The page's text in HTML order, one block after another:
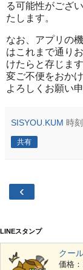
る可能性がござ
たします。
なお、アプリの
はこれまで通り
けたらと存じま
変ご不便をおか
よろしくお願い
SISYOU.KUM 時
共有
‹
LINEスタンプ
クー
価格